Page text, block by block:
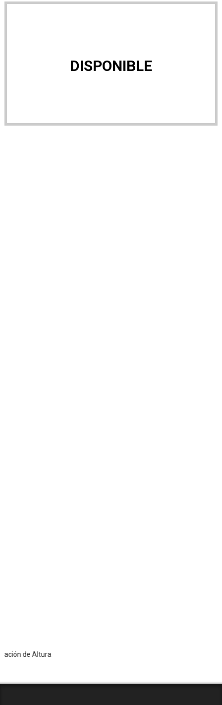
DISPONIBLE
de Altura